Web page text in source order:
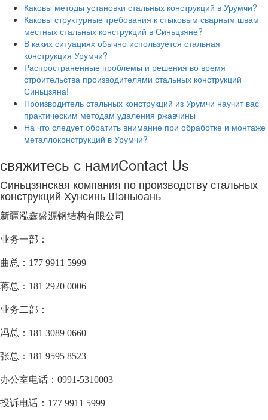
Каковы методы установки стальных конструкций в Урумчи?
Каковы структурные требования к стыковым сварным швам
местных стальных конструкций в Синьцзяне?
В каких ситуациях обычно используется стальная
конструкция Урумчи?
Распространенные проблемы и решения во время
строительства производителями стальных конструкций
Синьцзяна!
Производитель стальных конструкций из Урумчи научит вас
практическим методам удаления ржавчины
На что следует обратить внимание при обработке и монтаже
металлоконструкций в Урумчи?
свяжитесь с намиContact Us
Синьцзянская компания по производству стальных
конструкций Хунсинь Шэньюань
新疆泓鑫盛源钢结构有限公司
业务一部：
曲总：177 9911 5999
蒋总：181 2920 0006
业务二部：
冯总：181 3089 0660
张总：181 9595 8523
办公室电话：0991-5310003
投诉电话：177 9911 5999